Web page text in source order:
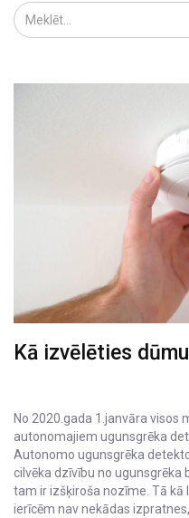
Kā izvēlēties
No 2020.gada 1.janvāra visos
autonomajiem ugunsgrēka
Autonomo ugunsgrēka
cilvēka dzīvību no
tam ir izšķiroša nozīme. Tā kā
ierīcēm nav nekādas